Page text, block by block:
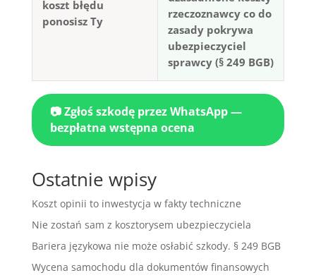
koszt błędu
ponosisz Ty
rzeczoznawcy co do
zasady pokrywa
ubezpieczyciel
sprawcy (§ 249 BGB)
📷 Zgłoś szkodę przez WhatsApp —
bezpłatna wstępna ocena
Ostatnie wpisy
Koszt opinii to inwestycja w fakty techniczne
Nie zostań sam z kosztorysem ubezpieczyciela
Bariera językowa nie może osłabić szkody. § 249 BGB
Wycena samochodu dla dokumentów finansowych